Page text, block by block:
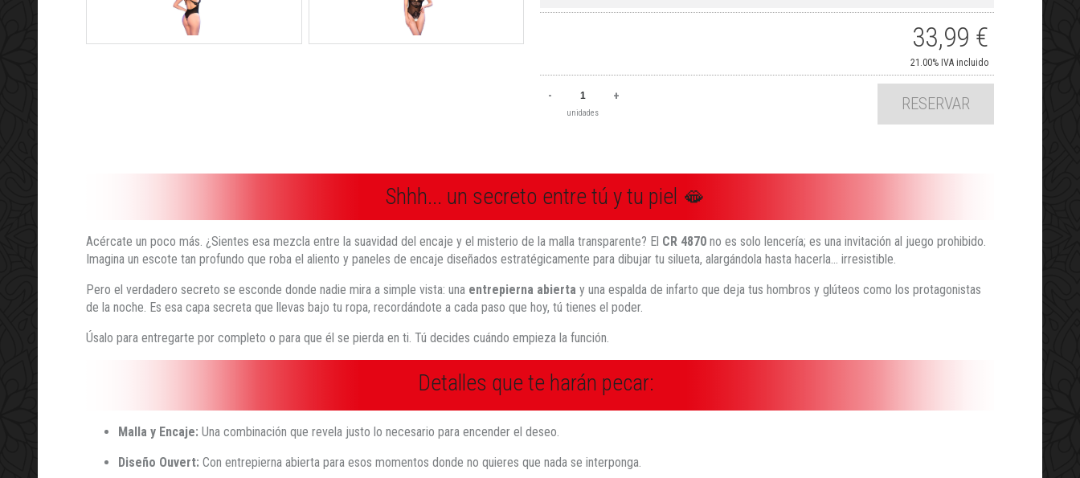
33,99 €
21.00% IVA incluido
-
unidades
+ RESERVAR
Shhh... un secreto entre tú y tu piel 🫦
Acércate un poco más. ¿Sientes esa mezcla entre la suavidad del encaje y el misterio de la malla transparente? El CR 4870 no es solo lencería; es una invitación al juego prohibido.
Imagina un escote tan profundo que roba el aliento y paneles de encaje diseñados estratégicamente para dibujar tu silueta, alargándola hasta hacerla... irresistible.
Pero el verdadero secreto se esconde donde nadie mira a simple vista: una entrepierna abierta y una espalda de infarto que deja tus hombros y glúteos como los protagonistas
de la noche. Es esa capa secreta que llevas bajo tu ropa, recordándote a cada paso que hoy, tú tienes el poder.
Úsalo para entregarte por completo o para que él se pierda en ti. Tú decides cuándo empieza la función.
Detalles que te harán pecar:
Malla y Encaje: Una combinación que revela justo lo necesario para encender el deseo.
Diseño Ouvert: Con entrepierna abierta para esos momentos donde no quieres que nada se interponga.